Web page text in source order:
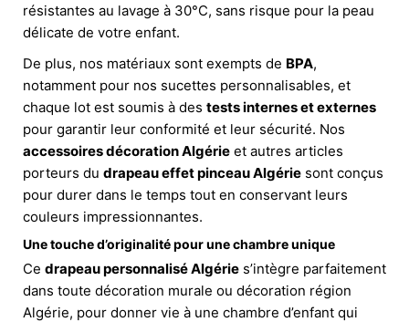
résistantes au lavage à 30°C, sans risque pour la peau
délicate de votre enfant.
De plus, nos matériaux sont exempts de BPA,
notamment pour nos sucettes personnalisables, et
chaque lot est soumis à des tests internes et externes
pour garantir leur conformité et leur sécurité. Nos
accessoires décoration Algérie et autres articles
porteurs du drapeau effet pinceau Algérie sont conçus
pour durer dans le temps tout en conservant leurs
couleurs impressionnantes.
Une touche d’originalité pour une chambre unique
Ce drapeau personnalisé Algérie s’intègre parfaitement
dans toute décoration murale ou décoration région
Algérie, pour donner vie à une chambre d’enfant qui